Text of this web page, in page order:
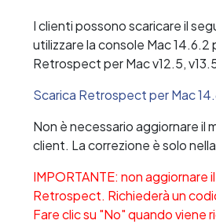
I clienti possono scaricare il
utilizzare la console Mac
Retrospect per Mac v12.5,
Scarica Retrospect per Mac
Non è necessario aggiornare il
client. La correzione è solo
IMPORTANTE: non aggiornare
Retrospect. Richiederà un
Fare clic su "No" quando viene